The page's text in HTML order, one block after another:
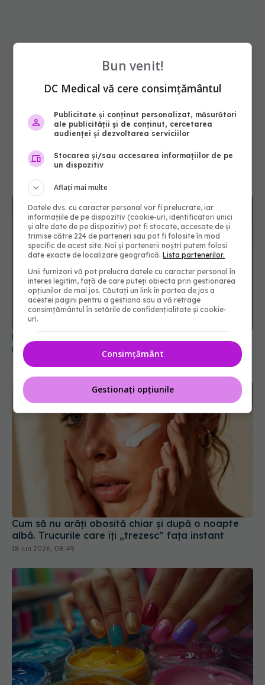
Masca ce îți repară părul de la rădăcină. Ai
nevoie de doar două ingrediente
10 ian 2026, 09:00
Cum să nu arăți obosită chiar și după o noapte
albă. Trucurile care îți „trezesc” fața instant
Soluția pe care trebuie să o aplici pe unghii
înainte de a-ți face manichiura
Bun venit!
DC Medical vă cere consimțământul
Publicitate și conținut personalizat, măsurători
ale publicității și de conținut, cercetarea
audienței și dezvoltarea serviciilor
Stocarea și/sau accesarea informațiilor de pe
un dispozitiv
Aflați mai multe
Datele dvs. cu caracter personal vor fi prelucrate, iar
informațiile de pe dispozitiv (cookie-uri, identificatori unici
și alte date de pe dispozitiv) pot fi stocate, accesate de și
trimise către 224 de parteneri sau pot fi folosite în mod
specific de acest site. Noi și partenerii noștri putem folosi
date exacte de localizare geografică.Lista partenerilor.
Unii furnizori vă pot prelucra datele cu caracter personal în
interes legitim, față de care puteți obiecta prin gestionarea
opțiunilor de mai jos. Căutați un link în partea de jos a
acestei pagini pentru a gestiona sau a vă retrage
consimțământul în setările de confidențialitate și cookie-
uri.
Consimțământ
Gestionați opțiunile